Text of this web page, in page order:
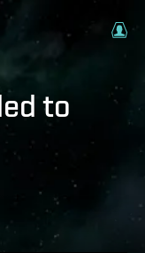
to